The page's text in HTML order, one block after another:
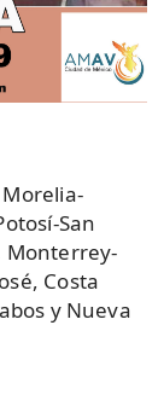
San
Monterrey-
Costa
y Nueva